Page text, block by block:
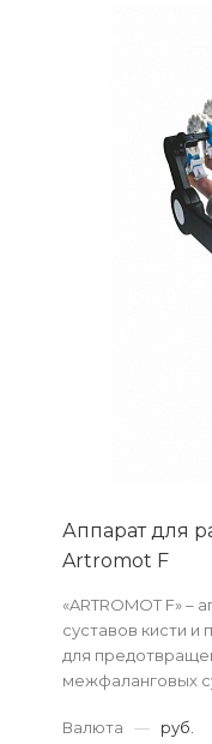
Аппарат для
Artromot F
«ARTROMOT F» –
суставов кисти
для
межфаланговых
достижения
Валюта — руб.